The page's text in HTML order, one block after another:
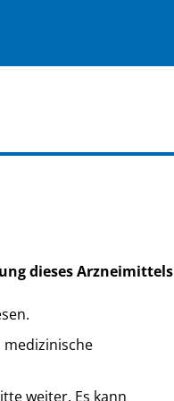
dieses Arzneimittels
medizinische
weiter. Es kann